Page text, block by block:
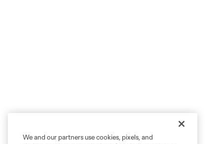
We and our partners use cookies, pixels, and